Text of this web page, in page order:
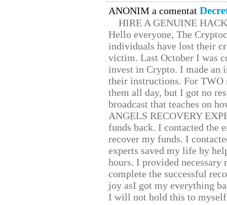
ANONIM a comentat
HIRE A GENUINE
Hello everyone, The
individuals have lost their
victim. Last October I was
invest in Crypto. I made
their instructions. For TWO
them all day, but I got no
broadcast that teaches on
ANGELS RECOVERY
funds back. I contacted the
recover my funds. I
experts saved my life by
hours. I provided
complete the successful
joy asI got my everything
I will not hold this to